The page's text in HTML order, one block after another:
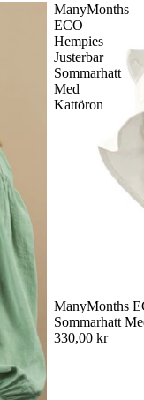
ManyMonths
ECO
Hempies
Justerbar
Sommarhatt
Med
Kattöron
ManyMonths
Sommarhatt
330,00 kr